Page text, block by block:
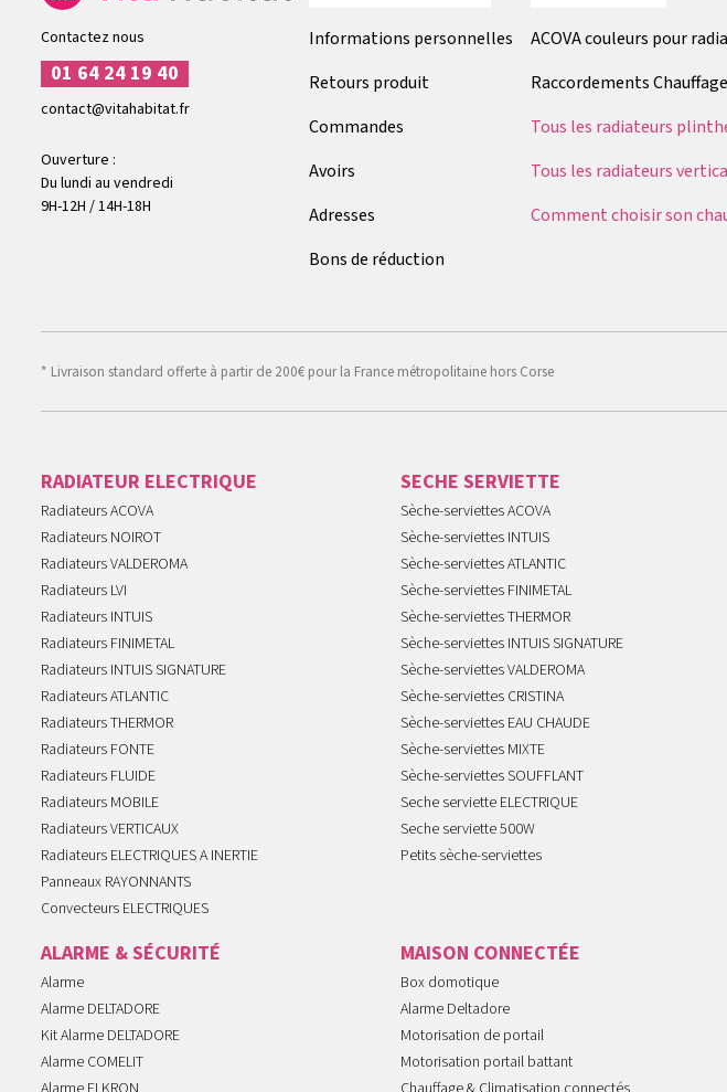
Contactez nous
01 64 24 19 40
contact@vitahabitat.fr
Ouverture :
Du lundi au vendredi
9H-12H / 14H-18H
Informations personnelles
Retours produit
Commandes
Avoirs
Adresses
Bons de réduction
ACOVA couleurs pour
Raccordements
Tous les radiateurs
Tous les radiateurs
Comment choisir son
* Livraison standard offerte à partir de 200€ pour la France métropolitaine hors Corse
RADIATEUR ELECTRIQUE
Radiateurs ACOVA
Radiateurs NOIROT
Radiateurs VALDEROMA
Radiateurs LVI
Radiateurs INTUIS
Radiateurs FINIMETAL
Radiateurs INTUIS SIGNATURE
Radiateurs ATLANTIC
Radiateurs THERMOR
Radiateurs FONTE
Radiateurs FLUIDE
Radiateurs MOBILE
Radiateurs VERTICAUX
Radiateurs ELECTRIQUES A INERTIE
Panneaux RAYONNANTS
Convecteurs ELECTRIQUES
SECHE SERVIETTE
Sèche-serviettes ACOVA
Sèche-serviettes INTUIS
Sèche-serviettes ATLANTIC
Sèche-serviettes FINIMETAL
Sèche-serviettes THERMOR
Sèche-serviettes INTUIS SIGNATURE
Sèche-serviettes VALDEROMA
Sèche-serviettes CRISTINA
Sèche-serviettes EAU CHAUDE
Sèche-serviettes MIXTE
Sèche-serviettes SOUFFLANT
Seche serviette ELECTRIQUE
Seche serviette 500W
Petits sèche-serviettes
ALARME & SÉCURITÉ
Alarme
Alarme DELTADORE
Kit Alarme DELTADORE
Alarme COMELIT
MAISON CONNECTÉE
Box domotique
Alarme Deltadore
Motorisation de portail
Motorisation portail battant